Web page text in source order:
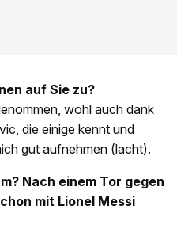
auf Sie zu?
wohl auch dank
die einige kennt und
gut aufnehmen (lacht).
Nach einem Tor gegen
mit Lionel Messi